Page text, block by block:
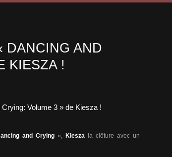
DANCING AND
KIESZA !
and Crying », Kiesza la clôture avec un